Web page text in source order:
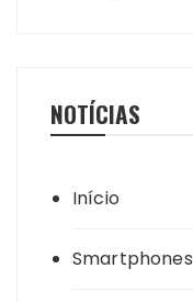
NOTÍCIAS
Início
Smartphones